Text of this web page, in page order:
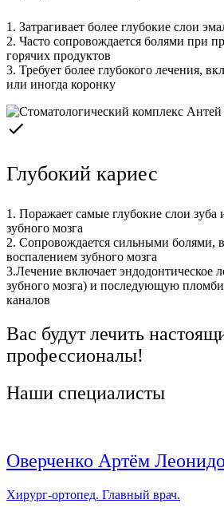
1. Затрагивает более глубокие слои
2. Часто сопровождается болями при
горячих продуктов
3. Требует более глубокого лечения,
или иногда коронку
Глубокий кариес
1. Поражает самые глубокие слои зуба
зубного мозга
2. Сопровождается сильными болями,
воспалением зубного мозга
3.Лечение включает эндодонтическое
зубного мозга) и последующую
каналов
Вас будут лечить
профессионалы!
Наши специалисты
Оверченко Артём
Хирург-ортопед. Главный врач.